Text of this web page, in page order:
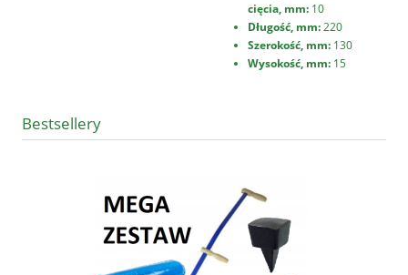
cięcia, mm: 10
Długość, mm:220
Szerokość, mm: 130
Wysokość, mm: 15
Bestsellery